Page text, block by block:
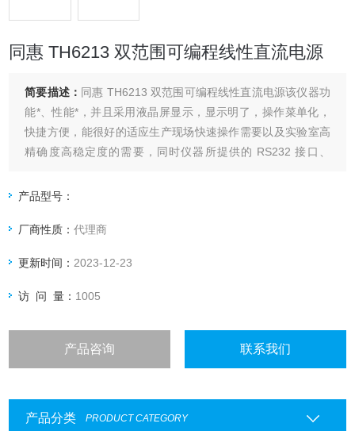
同惠 TH6213 双范围可编程线性直流电源
简要描述： 同惠 TH6213 双范围可编程线性直流电源该仪器功
能*、性能*，并且采用液晶屏显示，显示明了，操作菜单化，
快捷方便，能很好的适应生产现场快速操作需要以及实验室高
精确度高稳定度的需要，同时仪器所提供的 RS232 接口、
件。
产品型号：
厂商性质：代理商
更新时间： 2023-12-23
访 问 量： 1005
产品咨询 联系我们
产品分类 PRODUCT CATEGORY